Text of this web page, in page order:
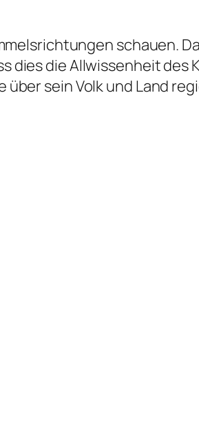
schauen.
dies die Allwissenheit des
sein Volk und Land